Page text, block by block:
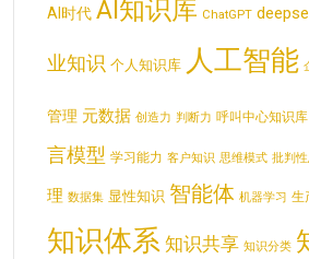
AI时代 AI知识库 ChatGPT
业知识 个人知识库 人工智能
管理 元数据 创造力 判断力 呼叫中心知识库
言模型 学习能力 客户知识 思维模式 批判
理 数据集 显性知识 智能体 机器学习 生
知识体系 知识共享 知识分类